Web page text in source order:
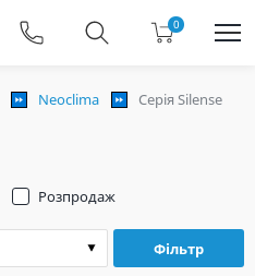
0
Neoclima Серія Silense
Фільтр
Розпродаж